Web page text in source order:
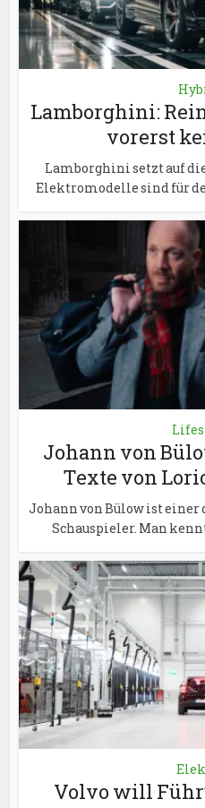
Lamborghini:
vorerst
Lamborghini setzt auf
Elektromodelle sind für
Johann von
Texte von
Johann von Bülow ist einer
Schauspieler. Man
Volvo will